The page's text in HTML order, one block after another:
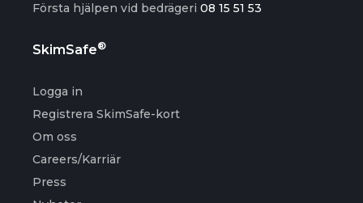
Första hjälpen vid bedrägeri 08 15 51 53
SkimSafe®
Logga in
Registrera SkimSafe-kort
Om oss
Careers/Karriär
Press